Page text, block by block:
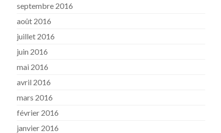
septembre 2016
août 2016
juillet 2016
juin 2016
mai 2016
avril 2016
mars 2016
février 2016
janvier 2016